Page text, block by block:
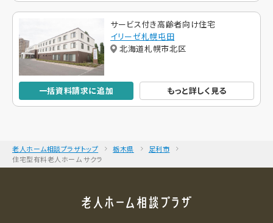
サービス付き高齢者向け住宅
イリーゼ札幌屯田
北海道札幌市北区
一括資料請求に追加 もっと詳しく見る
老人ホーム相談プラザトップ 栃木県
足利市
住宅型有料老人ホーム サクラ